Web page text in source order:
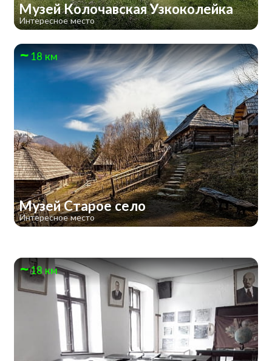
Музей Колочавская Узкоколейка
Интересное место
18 км
Музей Старое село
Интересное место
18 км